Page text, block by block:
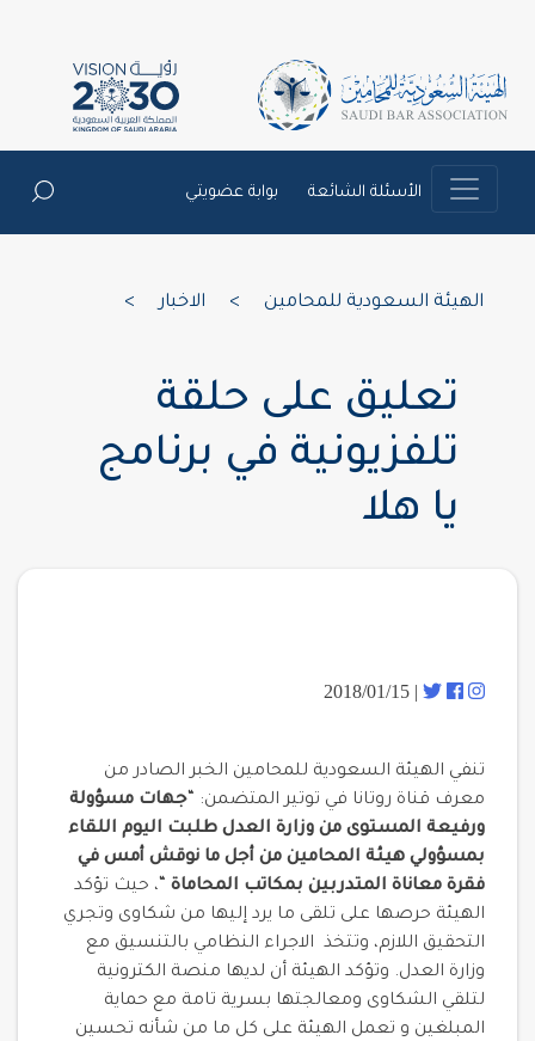
الأسئلة الشائعة بوابة عضويتي
الهيئة السعودية للمحامين الاخبار
تعليق على حلقة
تلفزيونية في برنامج
يا هلا
| 2018/01/15
تنفي الهيئة السعودية للمحامين الخبر الصادر من
معرف قناة روتانا في توتير المتضمن: “جهات مسؤولة
ورفيعة المستوى من وزارة العدل طلبت اليوم اللقاء
بمسؤولي هيئة المحامين من أجل ما نوقش أمس في
فقرة معاناة المتدربين بمكاتب المحاماة“، حيث تؤكد
الهيئة حرصها على تلقى ما يرد إليها من شكاوى وتجري
التحقيق اللازم، وتتخذ الاجراء النظامي بالتنسيق مع
وزارة العدل. وتؤكد الهيئة أن لديها منصة الكترونية
لتلقي الشكاوى ومعالجتها بسرية تامة مع حماية
المبلغين و تعمل الهيئة على كل ما من شأنه تحسين